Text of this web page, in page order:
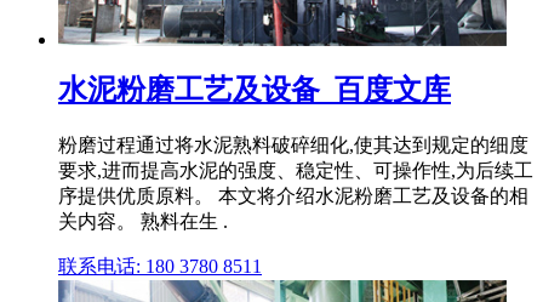
水泥粉磨工艺及设备_百度文库
粉磨过程通过将水泥熟料破碎细化,使其达到规定的细度
要求,进而提高水泥的强度、稳定性、可操作性,为后续工
序提供优质原料。 本文将介绍水泥粉磨工艺及设备的相
关内容。 熟料在生 .
联系电话: 180 3780 8511